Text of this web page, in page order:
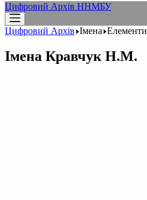
Цифровий Архів ННМБУ
Цифровий Архів Імена Елементи
Імена Кравчук Н.М.